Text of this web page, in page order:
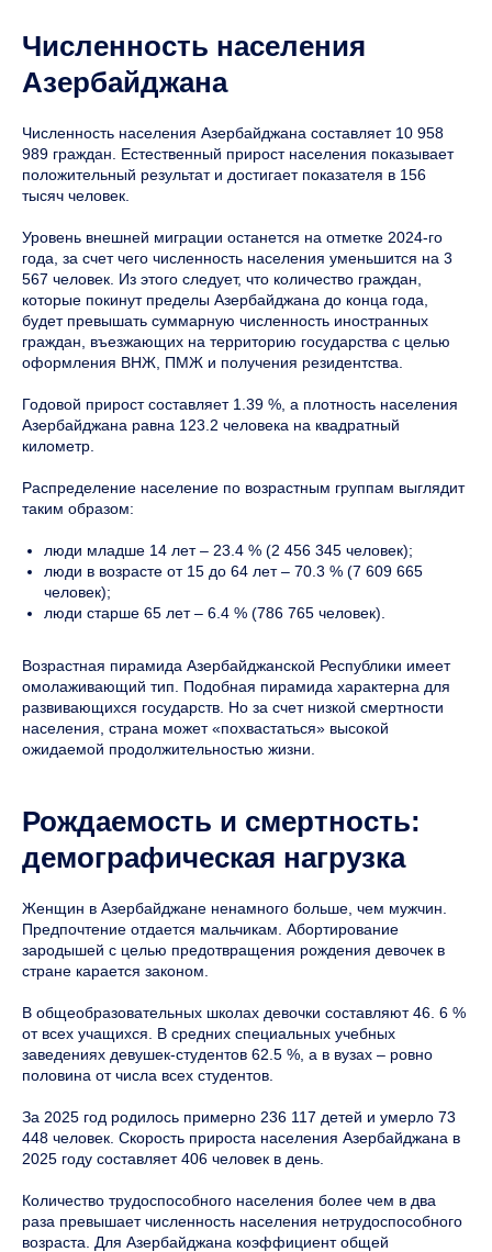
Численность населения
Азербайджана
Численность населения Азербайджана составляет 10 958
989 граждан. Естественный прирост населения показывает
положительный результат и достигает показателя в 156
тысяч человек.
Уровень внешней миграции останется на отметке 2024-го
года, за счет чего численность населения уменьшится на 3
567 человек. Из этого следует, что количество граждан,
которые покинут пределы Азербайджана до конца года,
будет превышать суммарную численность иностранных
граждан, въезжающих на территорию государства с целью
оформления ВНЖ, ПМЖ и получения резидентства.
Годовой прирост составляет 1.39 %, а плотность населения
Азербайджана равна 123.2 человека на квадратный
километр.
Распределение население по возрастным группам выглядит
таким образом:
люди младше 14 лет – 23.4 % (2 456 345 человек);
люди в возрасте от 15 до 64 лет – 70.3 % (7 609 665
человек);
люди старше 65 лет – 6.4 % (786 765 человек).
Возрастная пирамида Азербайджанской Республики имеет
омолаживающий тип. Подобная пирамида характерна для
развивающихся государств. Но за счет низкой смертности
населения, страна может «похвастаться» высокой
ожидаемой продолжительностью жизни.
Рождаемость и смертность:
демографическая нагрузка
Женщин в Азербайджане ненамного больше, чем мужчин.
Предпочтение отдается мальчикам. Абортирование
зародышей с целью предотвращения рождения девочек в
стране карается законом.
В общеобразовательных школах девочки составляют 46. 6 %
от всех учащихся. В средних специальных учебных
заведениях девушек-студентов 62.5 %, а в вузах – ровно
половина от числа всех студентов.
За 2025 год родилось примерно 236 117 детей и умерло 73
448 человек. Скорость прироста населения Азербайджана в
2025 году составляет 406 человек в день.
Количество трудоспособного населения более чем в два
раза превышает численность населения нетрудоспособного
возраста. Для Азербайджана коэффициент общей